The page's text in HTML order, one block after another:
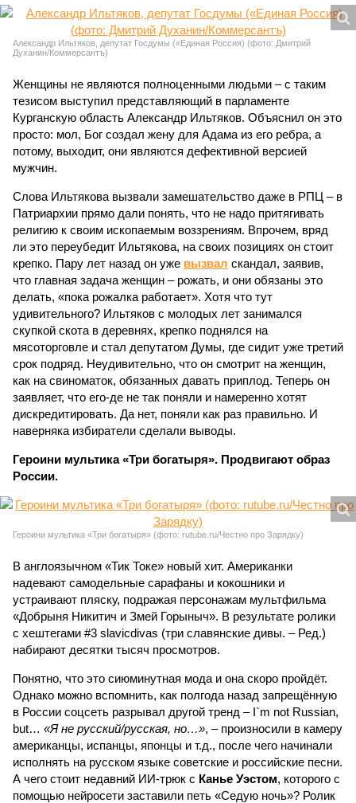
Александр Ильтяков, депутат Госдумы («Единая Россия) (фото: Дмитрий
Духанин/Коммерсантъ)
Женщины не являются полноценными людьми – с таким
тезисом выступил представляющий в парламенте
Курганскую область Александр Ильтяков. Объяснил он это
просто: мол, Бог создал жену для Адама из его ребра, а
потому, выходит, они являются дефективной версией
мужчин.
Слова Ильтякова вызвали замешательство даже в РПЦ – в
Патриархии прямо дали понять, что не надо притягивать
религию к своим ископаемым воззрениям. Впрочем, вряд
ли это переубедит Ильтякова, на своих позициях он стоит
крепко. Пару лет назад он уже вызвал скандал, заявив,
что главная задача женщин – рожать, и они обязаны это
делать, «пока рожалка работает». Хотя что тут
удивительного? Ильтяков с молодых лет занимался
скупкой скота в деревнях, крепко поднялся на
мясоторговле и стал депутатом Думы, где сидит уже третий
срок подряд. Неудивительно, что он смотрит на женщин,
как на свиноматок, обязанных давать приплод. Теперь он
заявляет, что его-де не так поняли и намеренно хотят
дискредитировать. Да нет, поняли как раз правильно. И
наверняка избиратели сделали выводы.
Героини мультика «Три богатыря». Продвигают образ
России.
Героини мультика «Три богатыря» (фото: rutube.ru/Честно про Зарядку)
В англоязычном «Тик Токе» новый хит. Американки
надевают самодельные сарафаны и кокошники и
устраивают пляску, подражая персонажам мультфильма
«Добрыня Никитич и Змей Горыныч». В результате ролики
с хештегами #3 slavicdivas (три славянские дивы. – Ред.)
набирают десятки тысяч просмотров.
Понятно, что это сиюминутная мода и она скоро пройдёт.
Однако можно вспомнить, как полгода назад запрещённую
в России соцсеть разрывал другой тренд – I`m not Russian,
but… «Я не русский/русская, но…», – произносили в камеру
американцы, испанцы, японцы и т.д., после чего начинали
исполнять на русском языке советские и российские песни.
А чего стоит недавний ИИ-трюк с Канье Уэстом, которого с
помощью нейросети заставили петь «Седую ночь»? Ролик